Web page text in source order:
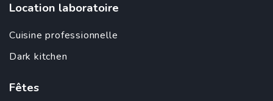
Location laboratoire
Cuisine professionnelle
Dark kitchen
Fêtes